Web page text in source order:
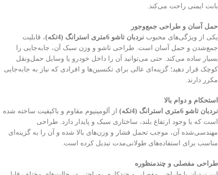
بابت ایمنی راحت می‌کند.
حمل آسان و طراحی جمع‌وجور
یکی از ویژگی‌های محبوب نردبان تاشو 6متری استرانگ (4تکه)
، قابلیت
جمع‌شدن و حمل آسان است. طراحی تاشو و وزن سبک آن، جابه‌جایی را
بسیار ساده می‌کند. حتی می‌توانید آن را داخل خودرو یا وسایل حمل‌ونقل
کوچک قرار دهید؛ گزینه‌ای عالی برای تکنسین‌ها و افرادی که نیاز به جابه‌جایی
مکرر دارند.
استحکام و دوام بالا
نردبان تاشو 6متری استرانگ (4تکه)
از آلومینیوم مقاوم و با‌کیفیت ساخته شده
است که با وجود ارتفاع بلند، ساختاری سبک و پایدار دارد. طراحی
مهندسی‌شده آن، موجب تحمل فشار و وزن‌های بالا شده و آن را به گزینه‌ای
مناسب برای استفاده‌های طولانی‌مدت تبدیل کرده است.
طراحی مفصلی و چندمنظوره